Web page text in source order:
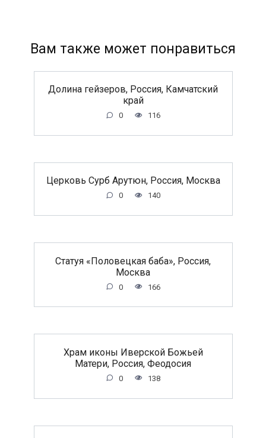
Вам также может понравиться
Долина гейзеров, Россия, Камчатский
край
0 116
Церковь Сурб Арутюн, Россия, Москва
0 140
Статуя «Половецкая баба», Россия,
Москва
0 166
Храм иконы Иверской Божьей
Матери, Россия, Феодосия
0 138